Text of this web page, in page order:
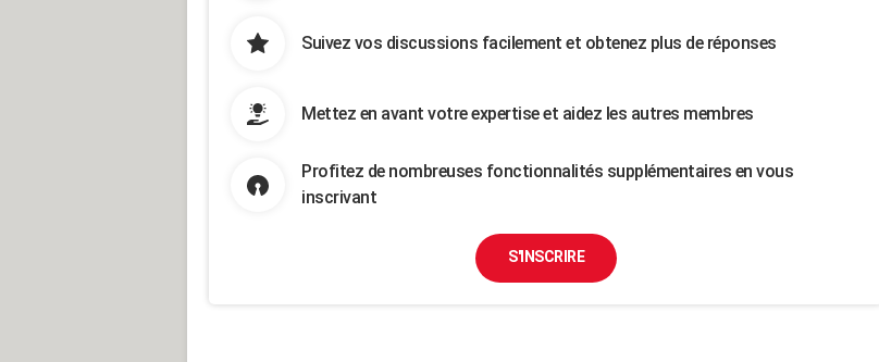
Suivez vos discussions facilement et obtenez plus de réponses
Mettez en avant votre expertise et aidez les autres membres
Profitez de nombreuses fonctionnalités supplémentaires en vous
inscrivant
S'INSCRIRE